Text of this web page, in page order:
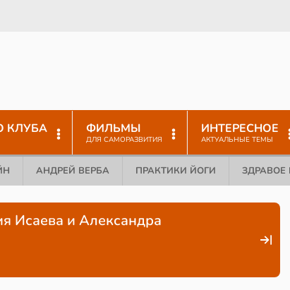
КЛУБА ФИЛЬМЫ
ДЛЯ САМОРАЗВИТИЯ
ИНТЕРЕСНОЕ
АКТУАЛЬНЫЕ ТЕМЫ
АНДРЕЙ ВЕРБА ПРАКТИКИ ЙОГИ ЗДРАВОЕ
Исаева и Александра